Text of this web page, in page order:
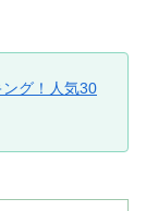
ング！人気30